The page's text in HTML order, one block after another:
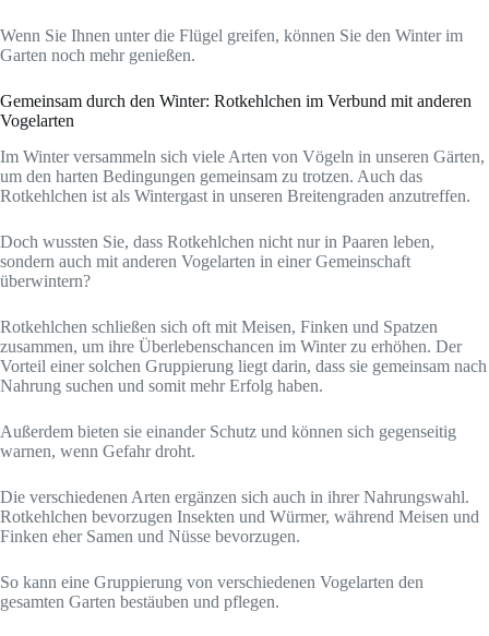
Wenn Sie Ihnen unter die Flügel greifen, können Sie den Winter im
Garten noch mehr genießen.
Gemeinsam durch den Winter: Rotkehlchen im Verbund mit anderen
Vogelarten
Im Winter versammeln sich viele Arten von Vögeln in unseren Gärten,
um den harten Bedingungen gemeinsam zu trotzen. Auch das
Rotkehlchen ist als Wintergast in unseren Breitengraden anzutreffen.
Doch wussten Sie, dass Rotkehlchen nicht nur in Paaren leben,
sondern auch mit anderen Vogelarten in einer Gemeinschaft
überwintern?
Rotkehlchen schließen sich oft mit Meisen, Finken und Spatzen
zusammen, um ihre Überlebenschancen im Winter zu erhöhen. Der
Vorteil einer solchen Gruppierung liegt darin, dass sie gemeinsam nach
Nahrung suchen und somit mehr Erfolg haben.
Außerdem bieten sie einander Schutz und können sich gegenseitig
warnen, wenn Gefahr droht.
Die verschiedenen Arten ergänzen sich auch in ihrer Nahrungswahl.
Rotkehlchen bevorzugen Insekten und Würmer, während Meisen und
Finken eher Samen und Nüsse bevorzugen.
So kann eine Gruppierung von verschiedenen Vogelarten den
gesamten Garten bestäuben und pflegen.